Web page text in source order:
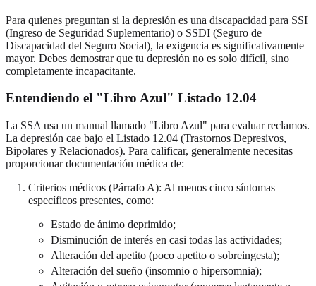
Para quienes preguntan si la depresión es una discapacidad para SSI
(Ingreso de Seguridad Suplementario) o SSDI (Seguro de
Discapacidad del Seguro Social), la exigencia es significativamente
mayor. Debes demostrar que tu depresión no es solo difícil, sino
completamente incapacitante.
Entendiendo el "Libro Azul" Listado 12.04
La SSA usa un manual llamado "Libro Azul" para evaluar reclamos.
La depresión cae bajo el Listado 12.04 (Trastornos Depresivos,
Bipolares y Relacionados). Para calificar, generalmente necesitas
proporcionar documentación médica de:
Criterios médicos (Párrafo A): Al menos cinco síntomas
específicos presentes, como:
Estado de ánimo deprimido;
Disminución de interés en casi todas las actividades;
Alteración del apetito (poco apetito o sobreingesta);
Alteración del sueño (insomnio o hipersomnia);